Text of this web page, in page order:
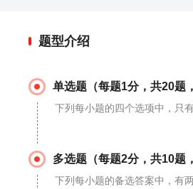
题型介绍
单选题（每题1分，共20题
下列每小题的四个选项中，只
多选题（每题2分，共10题
下列每小题的备选答案中，有